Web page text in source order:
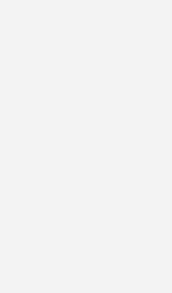
technisch-mechani­schen Bereich
in der Anwendung beim Bauele­
Problem mit dem GW
erhalten Sie regelmäßig von uns
und Neuigkeiten, gebündelt und